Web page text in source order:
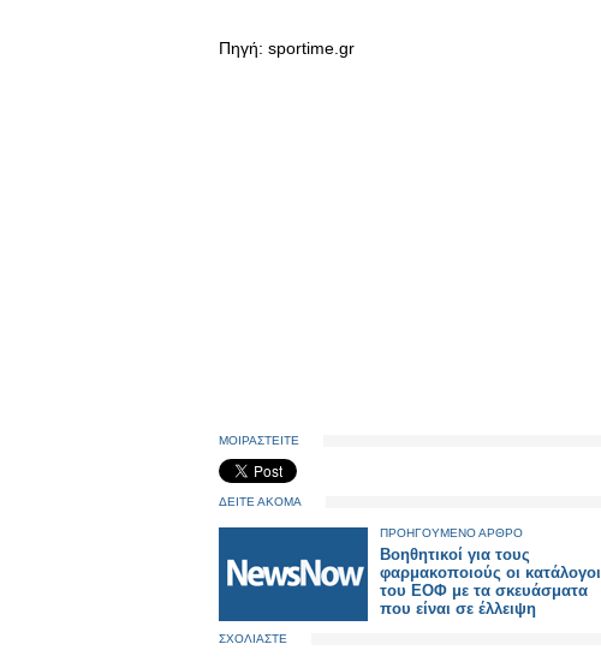
Πηγή: sportime.gr
ΜΟΙΡΑΣΤΕΙΤΕ
ΔΕΙΤΕ ΑΚΟΜΑ
ΠΡΟΗΓΟΥΜΕΝΟ ΑΡΘΡΟ
Βοηθητικοί για τους
φαρμακοποιούς οι κατάλογοι
του ΕΟΦ με τα σκευάσματα
που είναι σε έλλειψη
ΣΧΟΛΙΑΣΤΕ